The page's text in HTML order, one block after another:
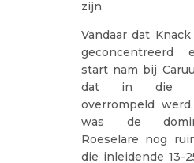
zijn.
Vandaar dat
geconcentreerd
start nam bij
dat in die
overrompeld
was de
Roeselare nog
die inleidende 13-